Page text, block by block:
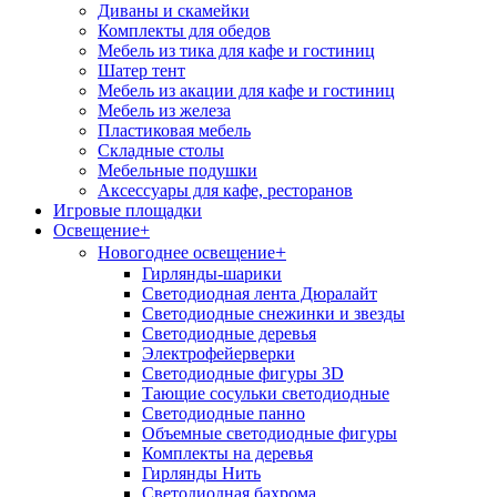
Диваны и скамейки
Комплекты для обедов
Мебель из тика для кафе и гостиниц
Шатер тент
Мебель из акации для кафе и гостиниц
Мебель из железа
Пластиковая мебель
Складные столы
Мебельные подушки
Аксессуары для кафе, ресторанов
Игровые площадки
Освещение+
Новогоднее освещение+
Гирлянды-шарики
Светодиодная лента Дюралайт
Светодиодные снежинки и звезды
Светодиодные деревья
Электрофейерверки
Светодиодные фигуры 3D
Тающие сосульки светодиодные
Светодиодные панно
Объемные светодиодные фигуры
Комплекты на деревья
Гирлянды Нить
Светодиодная бахрома